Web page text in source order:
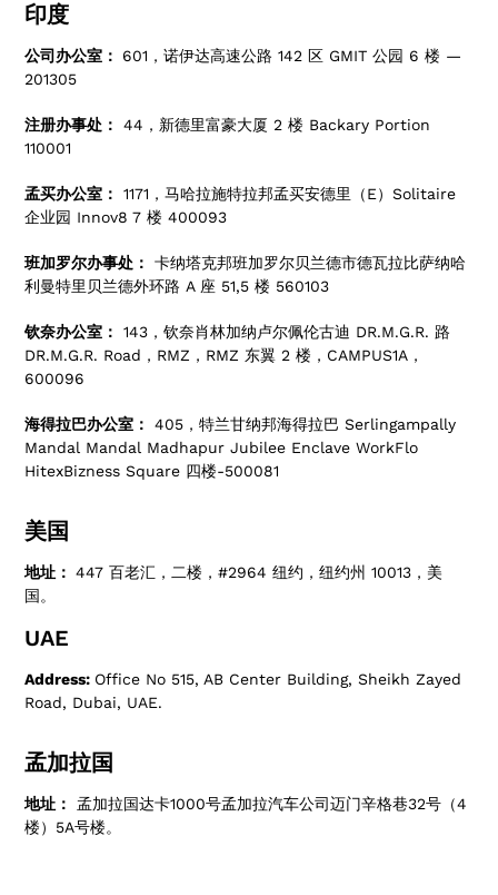
印度
公司办公室： 601，诺伊达高速公路 142 区 GMIT 公园 6 楼 —
201305
注册办事处：
44，新德里富豪大厦 2 楼 Backary Portion
110001
孟买办公室：
1171，马哈拉施特拉邦孟买安德里（E）Solitaire
企业园 Innov8 7 楼 400093
班加罗尔办事处：
卡纳塔克邦班加罗尔贝兰德市德瓦拉比萨纳哈
利曼特里贝兰德外环路 A 座 51,5 楼 560103
钦奈办公室：
143，钦奈肖林加纳卢尔佩伦古迪 DR.M.G.R. 路
DR.M.G.R. Road，RMZ，RMZ 东翼 2 楼，CAMPUS1A，
600096
海得拉巴办公室：
405，特兰甘纳邦海得拉巴 Serlingampally
Mandal Mandal Madhapur Jubilee Enclave WorkFlo
HitexBizness Square 四楼-500081
美国
地址：447 百老汇，二楼，#2964 纽约，纽约州 10013，美
国。
UAE
Address: Office No 515, AB Center Building, Sheikh Zayed
Road, Dubai, UAE.
孟加拉国
地址：
孟加拉国达卡1000号孟加拉汽车公司迈门辛格巷32号（4
楼）5A号楼。